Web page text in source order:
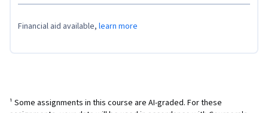
Financial aid available, learn more
¹ Some assignments in this course are AI-graded. For these